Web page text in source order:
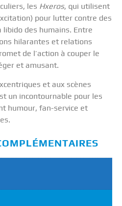
les Hxeros, qui utilisent
pour lutter contre des
des humains. Entre
hilarantes et relations
de l’action à couper le
et amusant.
et aux scènes
un incontournable pour les
humour, fan-service et